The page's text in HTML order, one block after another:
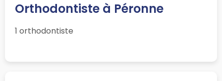
Orthodontiste à Péronne
1 orthodontiste